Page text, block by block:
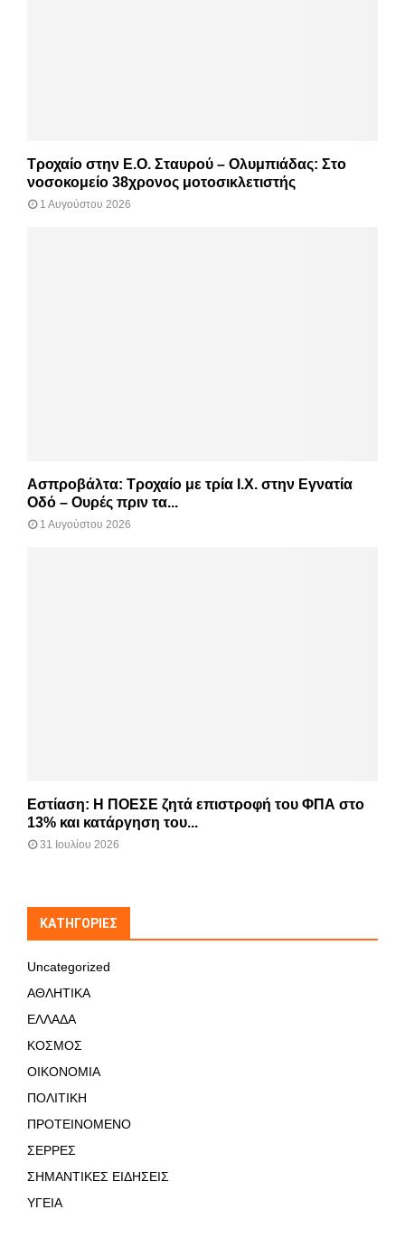
Τροχαίο στην Ε.Ο. Σταυρού – Ολυμπιάδας: Στο
νοσοκομείο 38χρονος μοτοσικλετιστής
1 Αυγούστου 2026
Ασπροβάλτα: Τροχαίο με τρία Ι.Χ. στην Εγνατία
Οδό – Ουρές πριν τα...
1 Αυγούστου 2026
Εστίαση: Η ΠΟΕΣΕ ζητά επιστροφή του ΦΠΑ στο
13% και κατάργηση του...
31 Ιουλίου 2026
KΑΤΗΓΟΡΊΕΣ
Uncategorized
ΑΘΛΗΤΙΚΑ
ΕΛΛΑΔΑ
ΚΟΣΜΟΣ
ΟΙΚΟΝΟΜΙΑ
ΠΟΛΙΤΙΚΗ
ΠΡΟΤΕΙΝΟΜΕΝΟ
ΣΕΡΡΕΣ
ΣΗΜΑΝΤΙΚΕΣ ΕΙΔΗΣΕΙΣ
ΥΓΕΙΑ